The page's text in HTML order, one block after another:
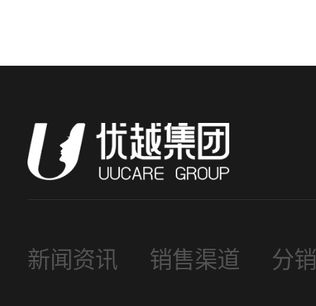
新闻资讯 销售渠道 分